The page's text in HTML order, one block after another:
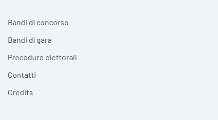
Bandi di concorso
Bandi di gara
Procedure elettorali
Contatti
Credits